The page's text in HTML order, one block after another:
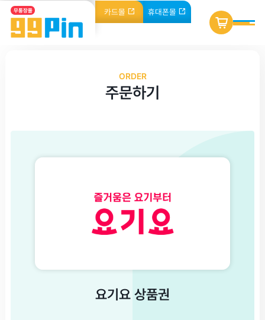
무통장몰 카드몰 휴대폰몰
ORDER
주문하기
요기요 상품권